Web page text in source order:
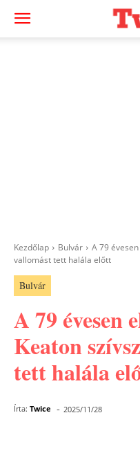
Kezdőlap Bulvár
A 79
vallomást tett halála előtt
Bulvár
A 79 évesen
Keaton
tett halála
Írta: Twice - 2025/11/28